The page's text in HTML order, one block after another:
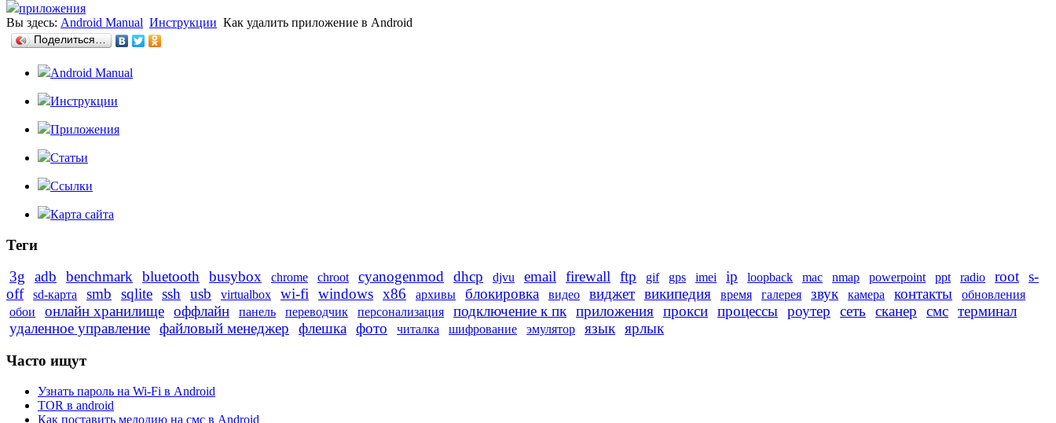
приложения
Вы здесь: Android Manual Инструкции Как удалить приложение в Android
Поделиться…
Android Manual
Инструкции
Приложения
Статьи
Ссылки
Карта сайта
Теги
3g
adb benchmark bluetooth busybox chrome chroot cyanogenmod dhcp djvu email firewall ftp gif gps imei ip loopback mac nmap powerpoint ppt radio root s-
off
sd-карта smb sqlite ssh usb virtualbox wi-fi windows x86 архивы блокировка видео виджет википедия время галерея звук камера контакты
обновления
обои
онлайн хранилище оффлайн панель переводчик персонализация подключение к пк приложения прокси процессы роутер сеть сканер смс терминал
удаленное управление файловый менеджер флешка фото читалка шифрование эмулятор язык ярлык
Часто ищут
Узнать пароль на Wi-Fi в Android
TOR в android
Как поставить мелодию на смс в Android